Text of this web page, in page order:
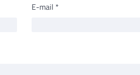
E-mail *